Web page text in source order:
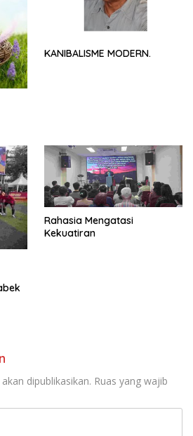
KANIBALISME MODERN.
Rahasia Mengatasi
Kekuatiran
dipublikasikan. Ruas yang wajib